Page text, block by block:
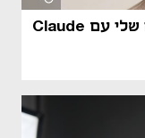
האקסל מת: כך תכננתי את החתונה שלי עם Claude